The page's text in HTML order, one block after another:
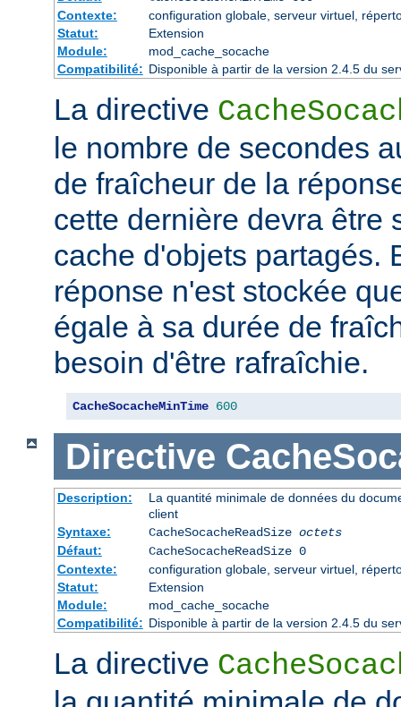
Contexte:
configuration globale, serveur virtuel,
Statut:
Extension
Module:
mod_cache_socache
Compatibilité: Disponible à partir de la version 2.4.5 du
La directive
le nombre de secondes
de fraîcheur de la
cette dernière devra être
cache d'objets partagés.
réponse n'est stockée
égale à sa durée de
besoin d'être rafraîchie.
CacheSocacheMinTime 600
Directive
Description:
La quantité minimale de données du
client
Syntaxe:
CacheSocacheReadSize octets
Défaut:
CacheSocacheReadSize 0
Contexte:
configuration globale, serveur virtuel,
Statut:
Extension
Module:
mod_cache_socache
Compatibilité: Disponible à partir de la version 2.4.5 du
La directive